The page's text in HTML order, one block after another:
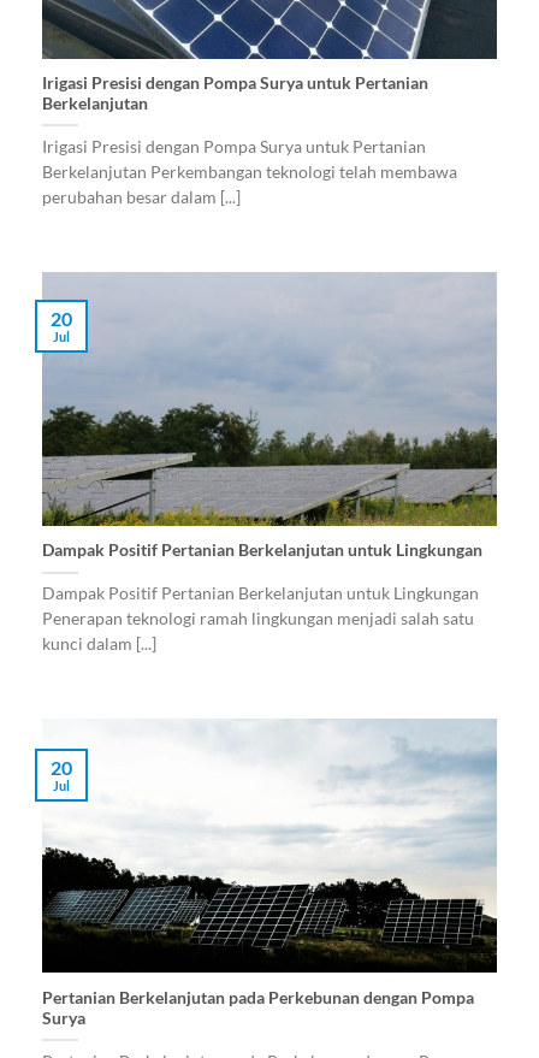
Irigasi Presisi dengan Pompa Surya untuk Pertanian
Berkelanjutan
Irigasi Presisi dengan Pompa Surya untuk Pertanian
Berkelanjutan Perkembangan teknologi telah membawa
perubahan besar dalam [...]
Dampak Positif Pertanian Berkelanjutan untuk Lingkungan
Dampak Positif Pertanian Berkelanjutan untuk Lingkungan
Penerapan teknologi ramah lingkungan menjadi salah satu
kunci dalam [...]
20
Jul
Pertanian Berkelanjutan pada Perkebunan dengan Pompa
Surya
20
Jul